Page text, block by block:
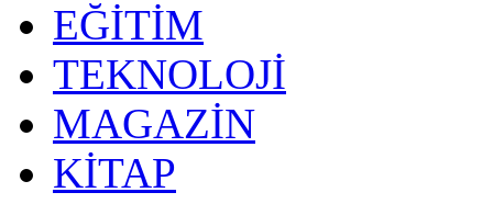
EĞİTİM
TEKNOLOJİ
MAGAZİN
KİTAP